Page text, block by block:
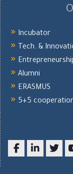
Incubator
Tech. &
Alumni
ERASMUS
5+5